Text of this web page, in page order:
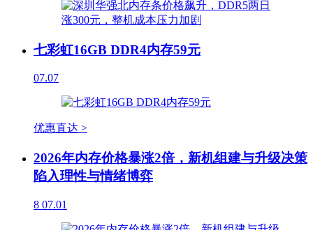
七彩虹16GB DDR4内存59元
07.07
优惠直达 >
2026年内存价格暴涨2倍，新机组建与升级决策
陷入理性与情绪博弈
8 07.01